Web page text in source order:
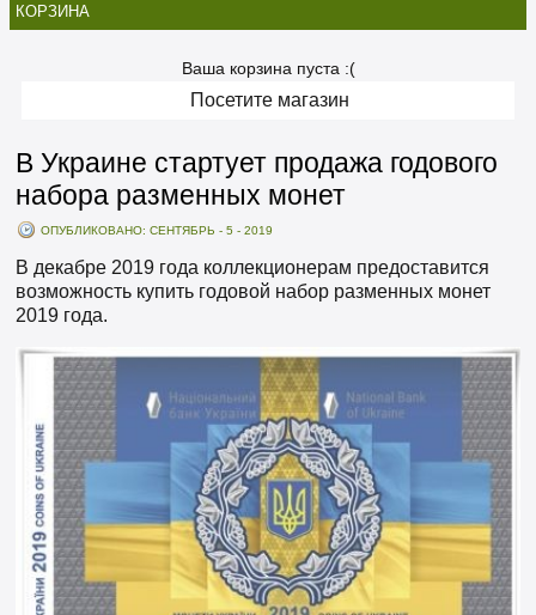
КОРЗИНА
Ваша корзина пуста :(
Посетите магазин
В Украине стартует продажа годового
набора разменных монет
ОПУБЛИКОВАНО: СЕНТЯБРЬ - 5 - 2019
В декабре 2019 года коллекционерам предоставится
возможность купить годовой набор разменных монет
2019 года.